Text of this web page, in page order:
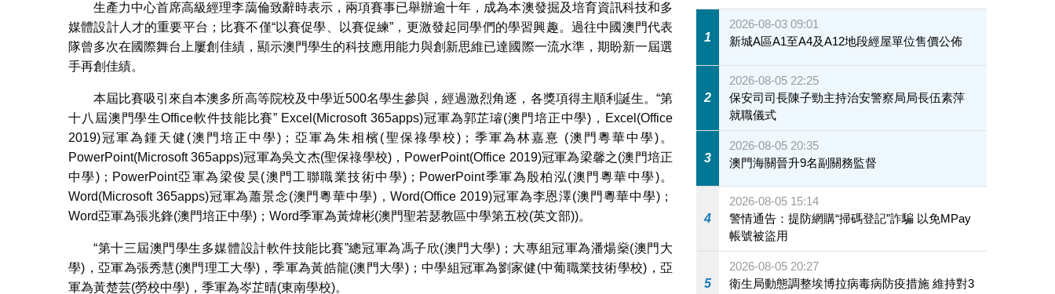
生產力中心首席高級經理李藹倫致辭時表示，兩項賽事已舉辦逾十年，成為本澳發掘及培育資訊科技和多
媒體設計人才的重要平台；比賽不僅“以賽促學、以賽促練”，更激發起同學們的學習興趣。過往中國澳門代表
隊曾多次在國際舞台上屢創佳績，顯示澳門學生的科技應用能力與創新思維已達國際一流水準，期盼新一屆選
手再創佳績。
本屆比賽吸引來自本澳多所高等院校及中學近500名學生參與，經過激烈角逐，各獎項得主順利誕生。“第
十八屆澳門學生Office軟件技能比賽” Excel(Microsoft 365apps)冠軍為郭芷璿(澳門培正中學)，Excel(Office
2019)冠軍為鍾天健(澳門培正中學)；亞軍為朱相檳(聖保祿學校)；季軍為林嘉憙 (澳門粵華中學)。
PowerPoint(Microsoft 365apps)冠軍為吳文杰(聖保祿學校)，PowerPoint(Office 2019)冠軍為梁馨之(澳門培正
中學)；PowerPoint亞軍為梁俊昊(澳門工聯職業技術中學)；PowerPoint季軍為殷柏泓(澳門粵華中學)。
Word(Microsoft 365apps)冠軍為蕭景念(澳門粵華中學)，Word(Office 2019)冠軍為李恩澤(澳門粵華中學)；
Word亞軍為張兆鋒(澳門培正中學)；Word季軍為黃煒彬(澳門聖若瑟教區中學第五校(英文部))。
“第十三屆澳門學生多媒體設計軟件技能比賽”總冠軍為馮子欣(澳門大學)；大專組冠軍為潘煬燊(澳門大
學)，亞軍為張秀慧(澳門理工大學)，季軍為黃皓龍(澳門大學)；中學組冠軍為劉家健(中葡職業技術學校)，亞
軍為黃楚芸(勞校中學)，季軍為岑芷晴(東南學校)。
1
2026-08-03 09:01
新城A區A1至A4及A12地段經屋單位售價公佈
2
2026-08-05 22:25
保安司司長陳子勁主持治安警察局局長伍素萍
就職儀式
3
2026-08-05 20:35
澳門海關晉升9名副關務監督
4
2026-08-05 15:14
警情通告：提防網購“掃碼登記”詐騙 以免MPay
帳號被盜用
5
2026-08-05 20:27
衛生局動態調整埃博拉病毒病防疫措施 維持對3